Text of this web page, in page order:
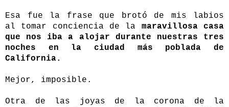
Esa fue la frase que brotó de mis labios
al tomar conciencia de la maravillosa casa
que nos iba a alojar durante nuestras tres
noches en la ciudad más poblada de
California.
Mejor, imposible.
Otra de las joyas de la corona de la